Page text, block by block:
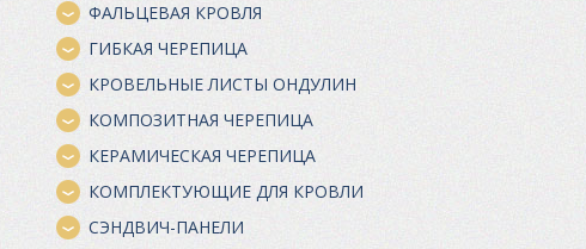
ФАЛЬЦЕВАЯ КРОВЛЯ
ГИБКАЯ ЧЕРЕПИЦА
КРОВЕЛЬНЫЕ ЛИСТЫ ОНДУЛИН
КОМПОЗИТНАЯ ЧЕРЕПИЦА
КЕРАМИЧЕСКАЯ ЧЕРЕПИЦА
КОМПЛЕКТУЮЩИЕ ДЛЯ КРОВЛИ
СЭНДВИЧ-ПАНЕЛИ